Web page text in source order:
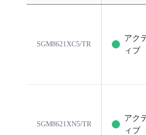
SGM8621XC5/TR
アク
ィブ
SGM8621XN5/TR
アク
ィブ